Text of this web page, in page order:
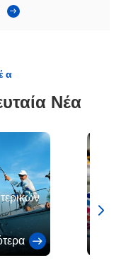
φανέλες μπέιζμπολ
Νέα
